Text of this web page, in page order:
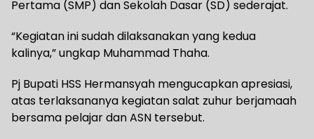
Pertama (SMP) dan Sekolah Dasar (SD) sederajat.
“Kegiatan ini sudah dilaksanakan yang kedua
kalinya,” ungkap Muhammad Thaha.
Pj Bupati HSS Hermansyah mengucapkan apresiasi,
atas terlaksananya kegiatan salat zuhur berjamaah
bersama pelajar dan ASN tersebut.